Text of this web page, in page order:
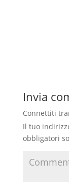
Invia
Connettiti
Il tuo
obbligatori